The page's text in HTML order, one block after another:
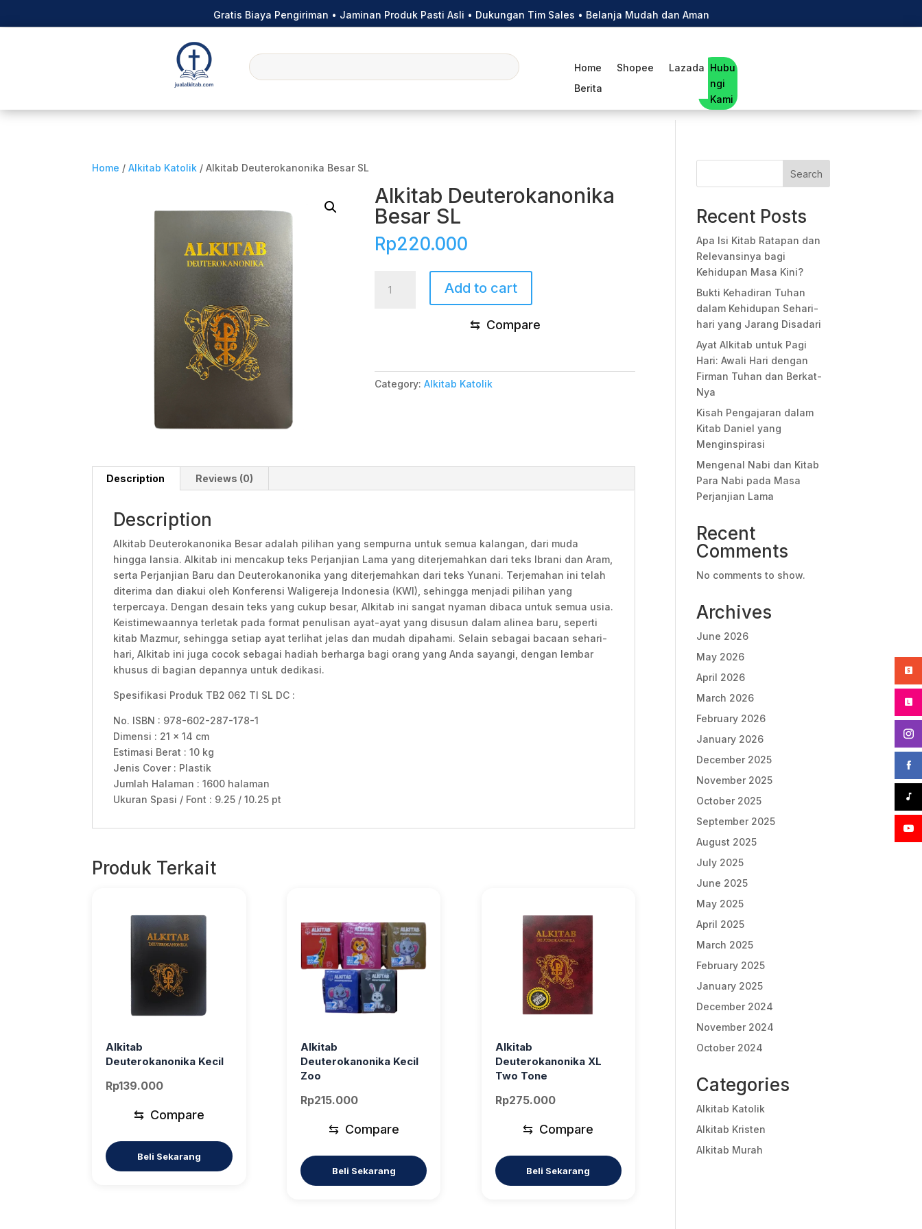
Gratis Biaya Pengiriman • Jaminan Produk Pasti Asli • Dukungan Tim Sales • Belanja Mudah dan Aman
Home Shopee
Lazada
Berita
Hubu
ngi
Kami
Home /Alkitab Katolik / Alkitab Deuterokanonika Besar SL
Alkitab Deuterokanonika
Besar SL
Rp220.000
DeuterokanonikaAdd to cart
⇆ Compare
Category:Alkitab Katolik
Description Reviews (0)
Description
Alkitab Deuterokanonika Besar adalah pilihan yang sempurna untuk semua kalangan, dari muda
hingga lansia. Alkitab ini mencakup teks Perjanjian Lama yang diterjemahkan dari teks Ibrani dan Aram,
serta Perjanjian Baru dan Deuterokanonika yang diterjemahkan dari teks Yunani. Terjemahan ini telah
diterima dan diakui oleh Konferensi Waligereja Indonesia (KWI), sehingga menjadi pilihan yang
terpercaya. Dengan desain teks yang cukup besar, Alkitab ini sangat nyaman dibaca untuk semua usia.
Keistimewaannya terletak pada format penulisan ayat-ayat yang disusun dalam alinea baru, seperti
kitab Mazmur, sehingga setiap ayat terlihat jelas dan mudah dipahami. Selain sebagai bacaan sehari-
hari, Alkitab ini juga cocok sebagai hadiah berharga bagi orang yang Anda sayangi, dengan lembar
khusus di bagian depannya untuk dedikasi.
Spesifikasi Produk TB2 062 TI SL DC :
No. ISBN : 978-602-287-178-1
Dimensi : 21 x 14 cm
Estimasi Berat : 10 kg
Jenis Cover : Plastik
Jumlah Halaman : 1600 halaman
Ukuran Spasi / Font : 9.25 / 10.25 pt
Produk Terkait
Alkitab
Deuterokanonika Kecil
Rp139.000
⇆ Compare
Beli Sekarang
Alkitab
Deuterokanonika Kecil
Zoo
Rp215.000
⇆ Compare
Beli Sekarang
Alkitab
Deuterokanonika XL
Two Tone
Rp275.000
⇆ Compare
Beli Sekarang
Search
Recent Posts
Apa Isi Kitab Ratapan dan
Relevansinya bagi
Kehidupan Masa Kini?
Bukti Kehadiran Tuhan
dalam Kehidupan Sehari-
hari yang Jarang Disadari
Ayat Alkitab untuk Pagi
Hari: Awali Hari dengan
Firman Tuhan dan Berkat-
Nya
Kisah Pengajaran dalam
Kitab Daniel yang
Menginspirasi
Mengenal Nabi dan Kitab
Para Nabi pada Masa
Perjanjian Lama
Recent
Comments
No comments to show.
Archives
June 2026
May 2026
April 2026
March 2026
February 2026
January 2026
December 2025
November 2025
October 2025
September 2025
August 2025
July 2025
June 2025
May 2025
April 2025
March 2025
February 2025
January 2025
December 2024
November 2024
October 2024
Categories
Alkitab Katolik
Alkitab Kristen
Alkitab Murah